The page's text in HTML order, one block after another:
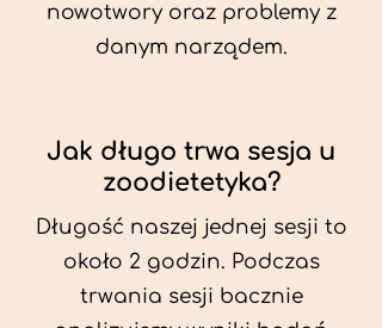
nowotwory oraz problemy z
danym narządem.
Jak długo trwa sesja u
zoodietetyka?
Długość naszej jednej sesji to
około 2 godzin. Podczas
trwania sesji bacznie